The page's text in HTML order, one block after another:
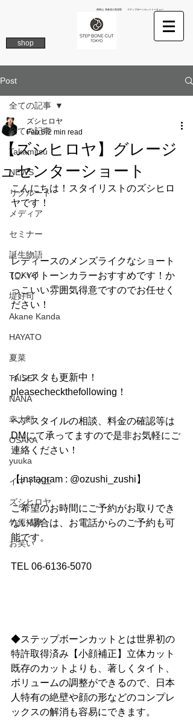
南青山 表参道の美容院 ステップボーンカットトーキョー
shop
Post
全ての記事
Takamitsu
NEWS
リクルート
メディア
セミナー
誕生物語
TOKYO
堤好司
Akane Kanda
HAYATO
夏菜
TAISEI
NANA
幸太郎
OSAKA
yuuka
イマイマユ
ズシヒロヤ
竹原拓摩
お笑い
全ての記事
【ズシヒロヤ】グレージ
ュセンターショート
ズシヒロヤ
Feb 6 2 min read
こんにちは！スタイリストのズシヒロ
ヤです！
レディースのメンズライクなショート
にハイトーンカラーおすすめです！か
っこいい雰囲気得意ですのでお任せく
ださい！
インスタも更新中！
pleasecheckthefollowing！
ヘアスタイルの相談、料金の確認等は
DMにて承ってますので是非お気軽にご
連絡ください！
【instagram : @ozushi_zushi】
ご希望のお時間にご予約がお取りでき
ない場合は、お電話からのご予約も可
能です。
TEL 06-6136-5070
◆ステップボーンカットとは世界初の
特許取得済み【小顔補正】立体カット
既存のカットよりも、著しくタイト、
ボリュームの調整ができるので、日本
人特有の絶壁や顔の形などのコンプレ
ックスの解消も容易にできます。